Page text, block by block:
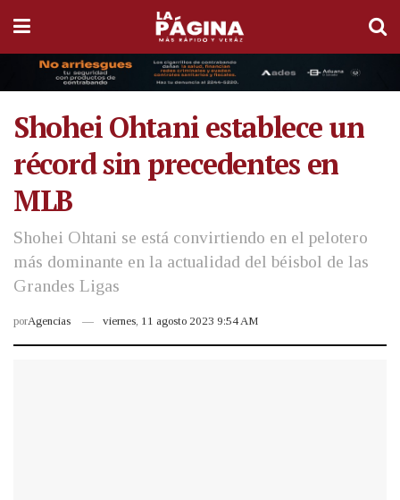
Shohei Ohtani establece un
récord sin precedentes en
MLB
Shohei Ohtani se está convirtiendo en el pelotero
más dominante en la actualidad del béisbol de las
Grandes Ligas
porAgencias viernes, 11 agosto 2023 9:54 AM